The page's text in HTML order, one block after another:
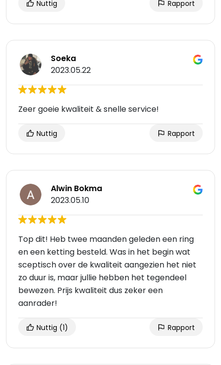
Nuttig Rapport
Soeka
2023.05.22
Zeer goeie kwaliteit & snelle service!
Nuttig Rapport
Alwin Bokma
2023.05.10
Top dit! Heb twee maanden geleden een ring
en een ketting besteld. Was in het begin wat
sceptisch over de kwaliteit aangezien het niet
zo duur is, maar jullie hebben het tegendeel
bewezen. Prijs kwaliteit dus zeker een
aanrader!
Nuttig (1) Rapport